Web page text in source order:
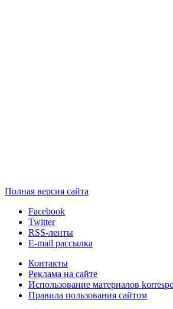
Полная версия сайта
Facebook
Twitter
RSS-ленты
E-mail рассылка
Контакты
Реклама на сайте
Использование материалов
Правила пользования сайтом